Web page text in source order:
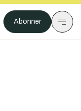
Abonner